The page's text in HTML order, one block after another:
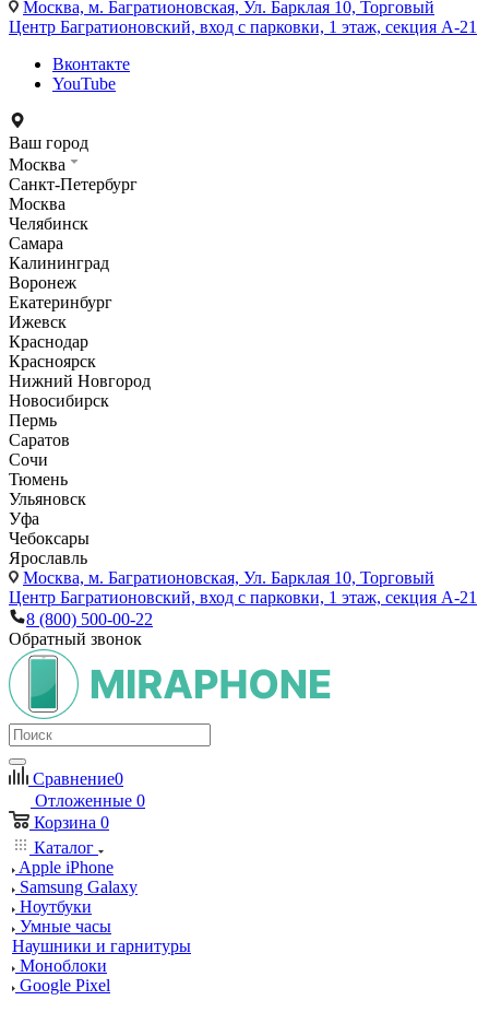
Москва, м. Багратионовская, Ул. Барклая 10, Торговый
Центр Багратионовский, вход с парковки, 1 этаж, секция А-21
Вконтакте
YouTube
Ваш город
Москва
Санкт-Петербург
Москва
Челябинск
Самара
Калининград
Воронеж
Екатеринбург
Ижевск
Краснодар
Красноярск
Нижний Новгород
Новосибирск
Пермь
Саратов
Сочи
Тюмень
Ульяновск
Уфа
Чебоксары
Ярославль
Москва, м. Багратионовская, Ул. Барклая 10, Торговый
Центр Багратионовский, вход с парковки, 1 этаж, секция А-21
8 (800) 500-00-22
Обратный звонок
Сравнение0
Отложенные 0
Корзина 0
Каталог
Apple iPhone
Samsung Galaxy
Ноутбуки
Умные часы
Наушники и гарнитуры
Моноблоки
Google Pixel